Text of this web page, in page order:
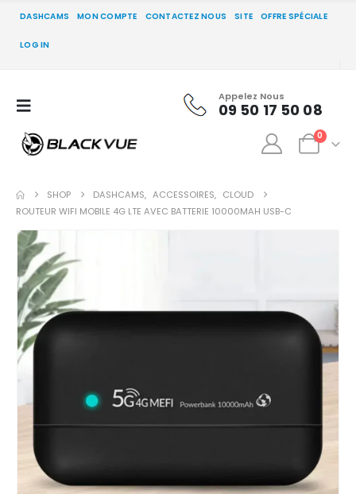
DASHCAMS MON COMPTE CONTACTEZ NOUS SITE OFFRE SPÉCIALE
LOG IN
Appelez Nous
09 50 17 50 08
0
SHOP DASHCAMS, ACCESSOIRES, CLOUD
ROUTEUR WIFI MOBILE 4G LTE AVEC BATTERIE 10000MAH USB-C